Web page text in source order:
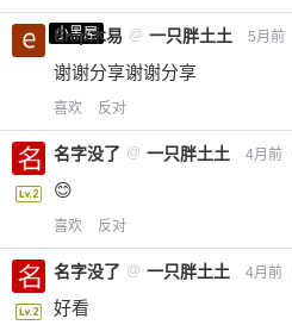
小黑屋
Emp木易 @ 一只胖土土 5月前
谢谢分享谢谢分享
喜欢 反对
名字没了 @ 一只胖土土 4月前
😊
喜欢 反对
名字没了 @ 一只胖土土 4月前
好看